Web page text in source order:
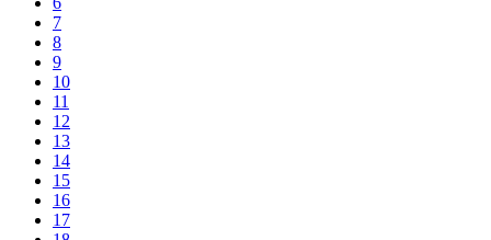
7
8
9
10
11
12
13
14
15
16
17